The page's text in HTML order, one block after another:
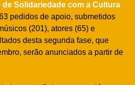
de Solidariedade com a Cultura
pedidos de apoio, submetidos
(201), atores (65) e
desta segunda fase, que
serão anunciados a partir de